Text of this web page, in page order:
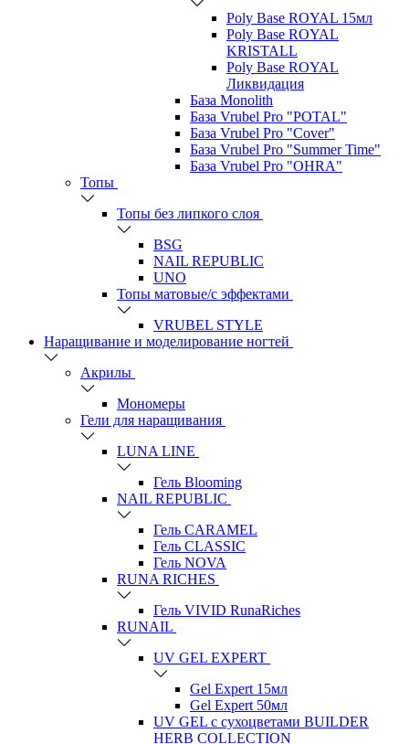
Poly Base ROYAL 15мл
Poly Base ROYAL
KRISTALL
Poly Base ROYAL
Ликвидация
База Monolith
База Vrubel Pro "POTAL"
База Vrubel Pro "Сover"
База Vrubel Pro "Summer Time"
База Vrubel Pro "OHRA"
Топы
Топы без липкого слоя
BSG
NAIL REPUBLIC
UNO
Топы матовые/с эффектами
VRUBEL STYLE
Наращивание и моделирование ногтей
Акрилы
Мономеры
Гели для наращивания
LUNA LINE
Гель Blooming
NAIL REPUBLIC
Гель CARAMEL
Гель CLASSIC
Гель NOVA
RUNA RICHES
Гель VIVID RunaRiches
RUNAIL
UV GEL EXPERT
Gel Expert 15мл
Gel Expert 50мл
UV GEL с сухоцветами BUILDER
HERB COLLECTION